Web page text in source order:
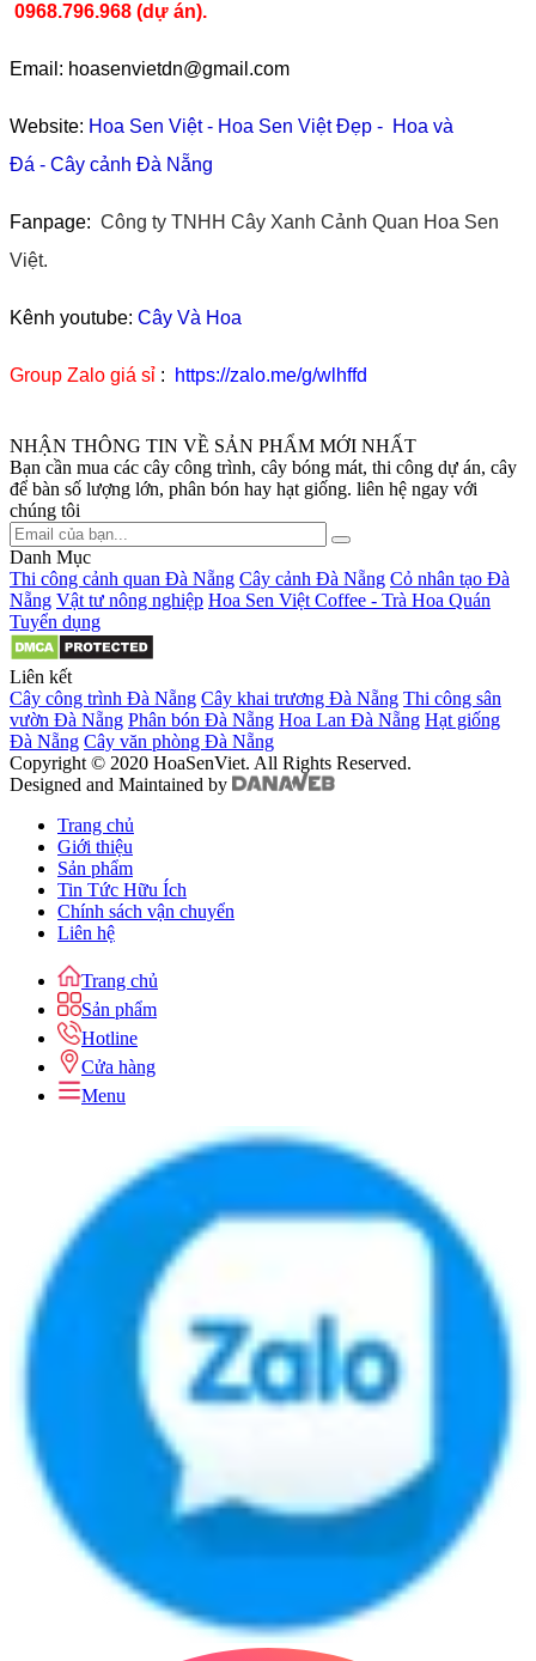
0968.796.968 (dự án).
Email: hoasenvietdn@gmail.com
Website: Hoa Sen Việt- Hoa Sen Việt Đẹp - Hoa và
Đá - Cây cảnh Đà Nẵng
Fanpage: Công ty TNHH Cây Xanh Cảnh Quan Hoa Sen
Việt.
Kênh youtube: Cây Và Hoa
Group Zalo giá sỉ : https://zalo.me/g/wlhffd
NHẬN THÔNG TIN VỀ SẢN PHẨM MỚI NHẤT
Bạn cần mua các cây công trình, cây bóng mát, thi công dự án, cây
để bàn số lượng lớn, phân bón hay hạt giống. liên hệ ngay với
chúng tôi
Danh Mục
Thi công cảnh quan Đà Nẵng Cây cảnh Đà Nẵng Cỏ nhân tạo Đà
Nẵng Vật tư nông nghiệp Hoa Sen Việt Coffee - Trà Hoa Quán
Tuyển dụng
Liên kết
Cây công trình Đà Nẵng Cây khai trương Đà Nẵng Thi công sân
vườn Đà Nẵng Phân bón Đà Nẵng Hoa Lan Đà Nẵng Hạt giống
Đà Nẵng Cây văn phòng Đà Nẵng
Copyright © 2020 HoaSenViet. All Rights Reserved.
Designed and Maintained by
Trang chủ
Giới thiệu
Sản phẩm
Tin Tức Hữu Ích
Chính sách vận chuyển
Liên hệ
Trang chủ
Sản phẩm
Hotline
Cửa hàng
Menu